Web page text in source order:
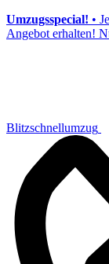
Umzugsspecial! •
Angebot erhalten!
Blitzschnellumzug